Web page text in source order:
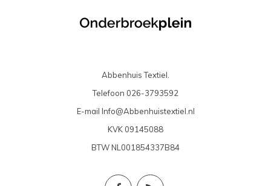
Abbenhuis Textiel.
Telefoon 026-3793592
E-mail Info@Abbenhuistextiel.nl
KVK 09145088
BTWNL001854337B84